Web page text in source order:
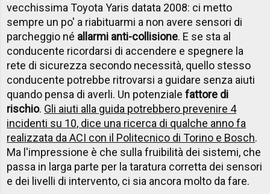
vecchissima Toyota Yaris datata 2008: ci metto
sempre un po' a riabituarmi a non avere sensori di
parcheggio né allarmi anti-collisione. E se sta al
conducente ricordarsi di accendere e spegnere la
rete di sicurezza secondo necessità, quello stesso
conducente potrebbe ritrovarsi a guidare senza aiuti
quando pensa di averli. Un potenzialefattore di
rischio. Gli aiuti alla guida potrebbero prevenire 4
incidenti su 10, dice una ricerca di qualche anno fa
realizzata da ACI con il Politecnico di Torino e Bosch.
Ma l'impressione è che sulla fruibilità dei sistemi, che
passa in larga parte per la taratura corretta dei sensori
e dei livelli di intervento, ci sia ancora molto da fare.